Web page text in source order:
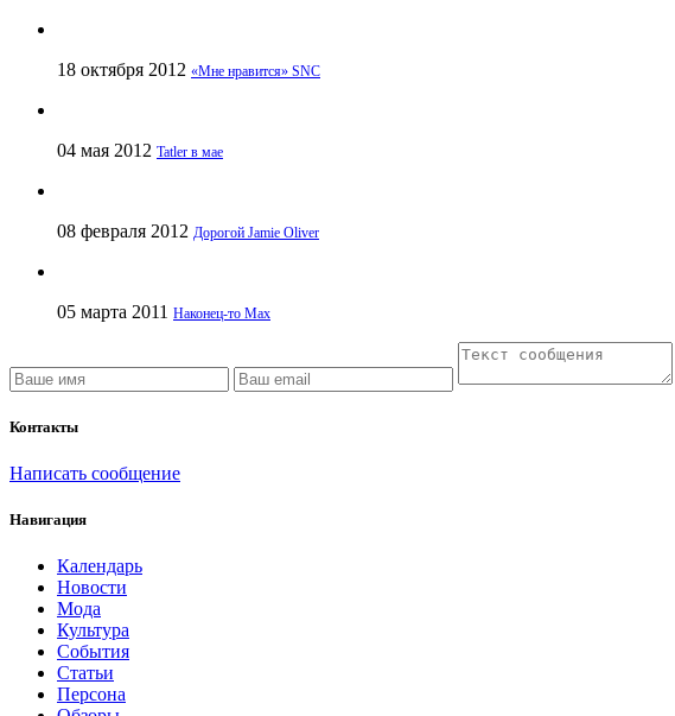
18 октября 2012 «Мне нравится» SNC
04 мая 2012 Tatler в мае
08 февраля 2012 Дорогой Jamie Oliver
05 марта 2011 Наконец-то Max
Контакты
Написать сообщение
Навигация
Календарь
Новости
Мода
Культура
События
Статьи
Персона